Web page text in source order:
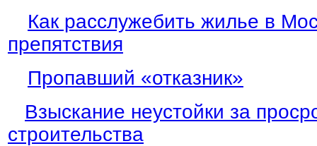
Как расслужебить жилье в
препятствия
Пропавший «отказник»
Взыскание неустойки за
строительства